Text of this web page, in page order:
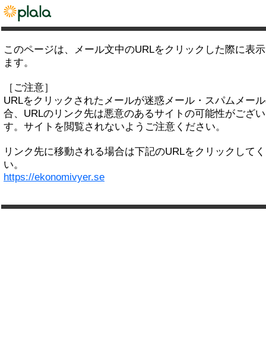
このページは、メール文中のURLをクリックした際に表
ます。
［ご注意］
URLをクリックされたメールが迷惑メール・スパムメー
合、URLのリンク先は悪意のあるサイトの可能性がござ
す。サイトを閲覧されないようご注意ください。
リンク先に移動される場合は下記のURLをクリックして
い。
https://ekonomivyer.se